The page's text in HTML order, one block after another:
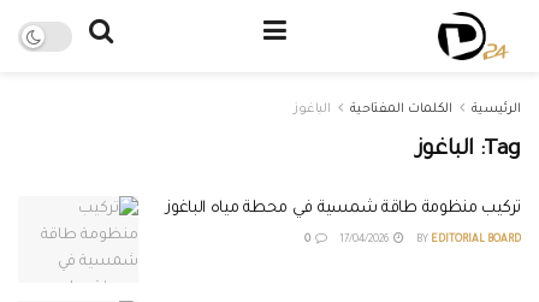
الرئيسية الكلمات المفتاحية الباغوز
Tag: الباغوز
تركيب منظومة طاقة شمسية في محطة مياه الباغوز
BY EDITORIAL BOARD